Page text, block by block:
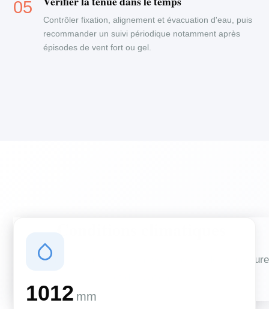
Contrôler fixation, alignement et évacuation d'eau, puis
recommander un suivi périodique notamment après
épisodes de vent fort ou gel.
Des conditions qui influencent vos travaux de couverture
1012 mm